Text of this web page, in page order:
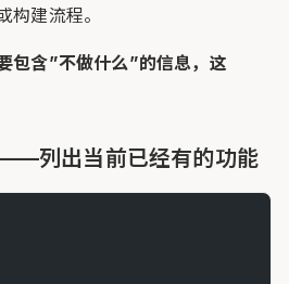
构建流程。
包含”不做什么”的信息，这
列出当前已经有的功能